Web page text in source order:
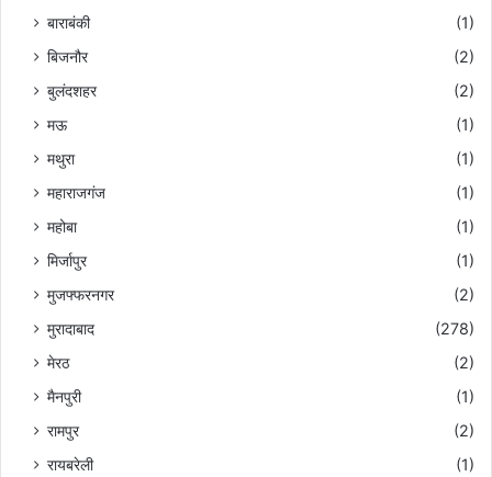
बाराबंकी
(1)
बिजनौर
(2)
बुलंदशहर
(2)
मऊ
(1)
मथुरा
(1)
महाराजगंज
(1)
महोबा
(1)
मिर्जापुर
(1)
मुजफ्फरनगर
(2)
मुरादाबाद
(278)
मेरठ
(2)
मैनपुरी
(1)
रामपुर
(2)
रायबरेली
(1)